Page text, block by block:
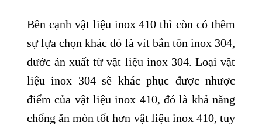
Bên cạnh vật liệu inox 410 thì còn có thêm
sự lựa chọn khác đó là vít bắn tôn inox 304,
đước ản xuất từ vật liệu inox 304. Loại vật
liệu inox 304 sẽ khác phục được nhược
điểm của vật liệu inox 410, đó là khả năng
chống ăn mòn tốt hơn vật liệu inox 410, tuy